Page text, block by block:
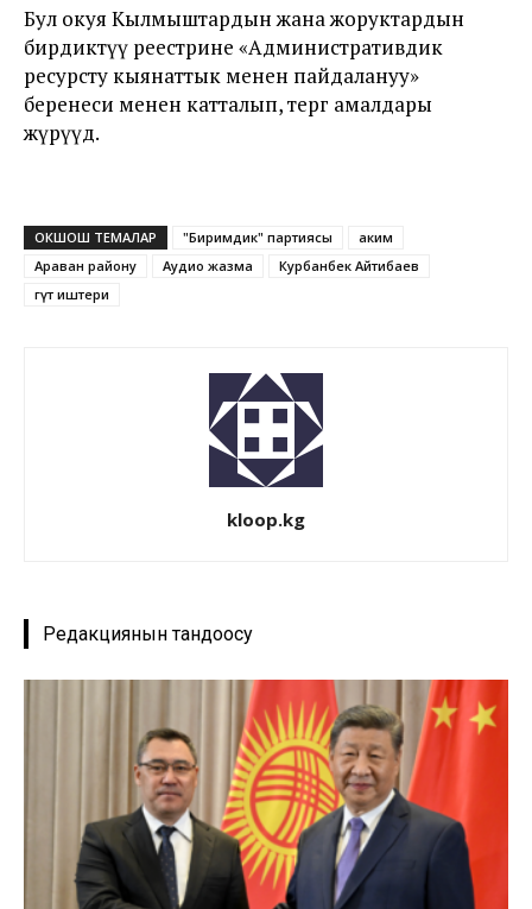
Бул окуя Кылмыштардын жана жоруктардын
бирдиктүү реестрине «Административдик
ресурсту кыянаттык менен пайдалануу»
беренеси менен катталып, тергөө амалдары
жүрүүдө.
ОКШОШ ТЕМАЛАР "Биримдик" партиясы
аким
Араван району
Аудио жазма
Курбанбек Айтибаев
Үгүт иштери
kloop.kg
Редакциянын тандоосу